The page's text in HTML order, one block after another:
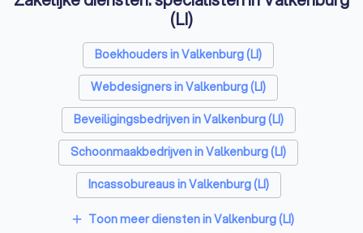
(LI)
Boekhouders in Valkenburg (LI)
Webdesigners in Valkenburg (LI)
Beveiligingsbedrijven in Valkenburg (LI)
Schoonmaakbedrijven in Valkenburg (LI)
Incassobureaus in Valkenburg (LI)
Online marketing bureaus in Valkenburg (LI)
add Toon meer diensten in Valkenburg (LI)